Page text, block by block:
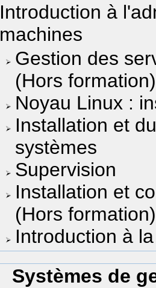
Introduction à
machines
Gestion des
(Hors formation)
Noyau Linux :
Installation et
systèmes
Supervision
Installation et
(Hors formation)
Introduction à
Systèmes de